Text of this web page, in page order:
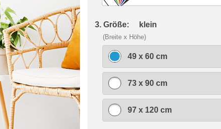
3. Größe: klein
(Breite x Höhe)
49 x 60 cm
73 x 90 cm
97 x 120 cm